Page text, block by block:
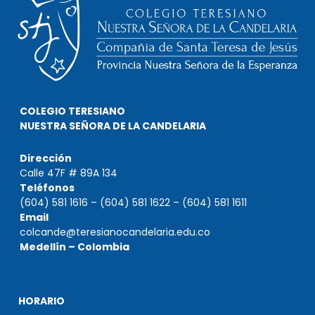
COLEGIO TERESIANO
NUESTRA SEÑORA DE LA CANDELARIA
Dirección
Calle 47F # 89A 134
Teléfonos
(604) 581 1616 – (604) 581 1622 – (604) 581 1611
Email
colcande@teresianocandelaria.edu.co
Medellín – Colombia
HORARIO